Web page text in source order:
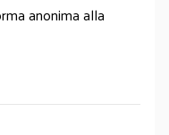
anonima alla